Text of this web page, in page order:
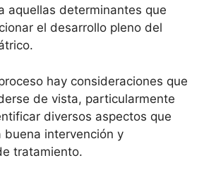
aquellas determinantes que
el desarrollo pleno del
hay consideraciones que
de vista, particularmente
diversos aspectos que
buena intervención y
tratamiento.